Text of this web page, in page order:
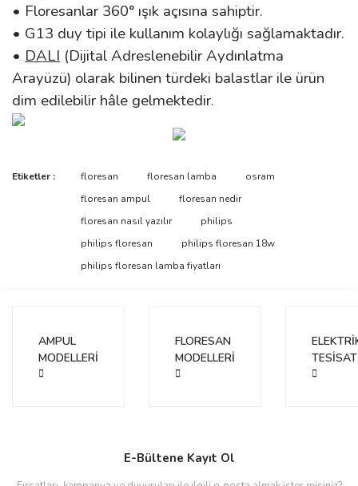
• Floresanlar 360° ışık açısına sahiptir.
• G13 duy tipi ile kullanım kolaylığı sağlamaktadır.
• DALI (Dijital Adreslenebilir Aydınlatma
Arayüzü) olarak bilinen türdeki balastlar ile ürün
dim edilebilir hâle gelmektedir.
Bu ürüne ilk yorumu siz yapın!
Yorum Yaz
Bu ürünün fiyat bilgisi, resim, ürün açıklamalarında ve diğer
tarafımıza iletebilirsiniz.
Görüş ve önerileriniz için teşekkür ederiz.
Ürün resmi kalitesiz, bozuk veya görüntülenemiyor.
Bu ürüne benzer farklı alternatifler olmalı.
Gönder
Etiketler : floresan floresan lamba
osram
floresan ampul
floresan nedir
floresan nasıl yazılır
philips
philips floresan
philips floresan 18w
philips floresan lamba fiyatları
AMPUL
MODELLERİ
FLORESAN
MODELLERİ
TESİSAT
E-Bültene Kayıt Ol